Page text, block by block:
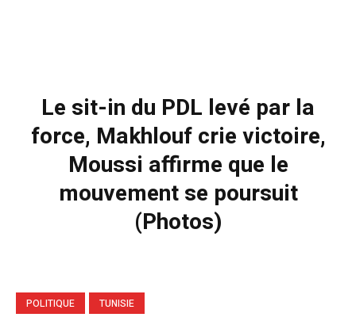
Le sit-in du PDL levé par la
force, Makhlouf crie victoire,
Moussi affirme que le
mouvement se poursuit
(Photos)
POLITIQUE TUNISIE